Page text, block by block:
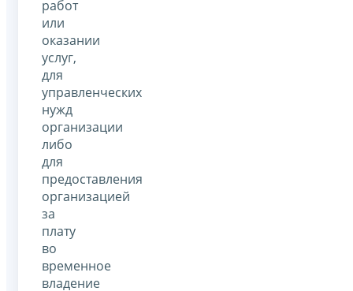
работ
или
оказании
услуг,
для
управленческих
нужд
организации
либо
для
предоставления
организацией
за
плату
во
временное
владение